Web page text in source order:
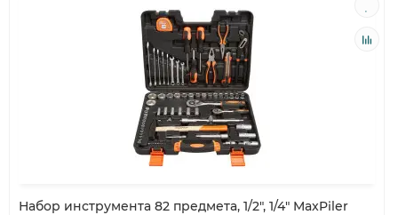
Набор инструмента 82 предмета, 1/2", 1/4" MaxPiler